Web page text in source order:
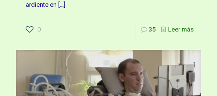
ardiente en […]
0 35 Leer más